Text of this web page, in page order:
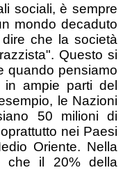
sociali, è sempre
mondo decaduto
che la società
Questo si
quando pensiamo
ampie parti del
le Nazioni
50 milioni di
nei Paesi
Oriente. Nella
che il 20% della